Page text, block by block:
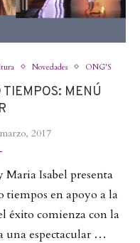
Novedades ONG'S
TIEMPOS: MENÚ
2017
Isabel presenta
tiempos en apoyo a la
éxito comienza con la
una espectacular …